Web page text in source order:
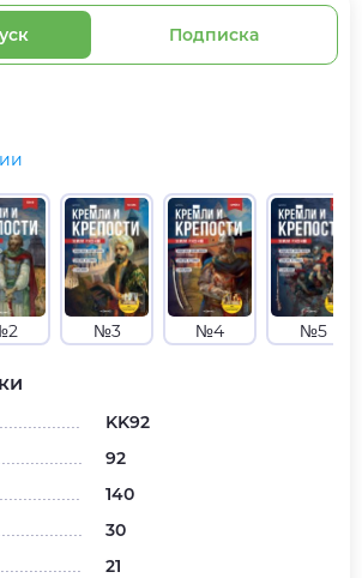
Подписка
№3 №4 №5
KK92
92
140
30
21